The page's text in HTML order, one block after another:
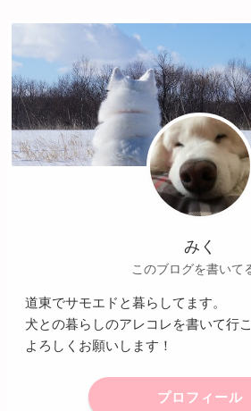
みく
このブログを書いて
道東でサモエドと暮らしてます。
犬との暮らしのアレコレを書いて行
よろしくお願いします！
プロフィール